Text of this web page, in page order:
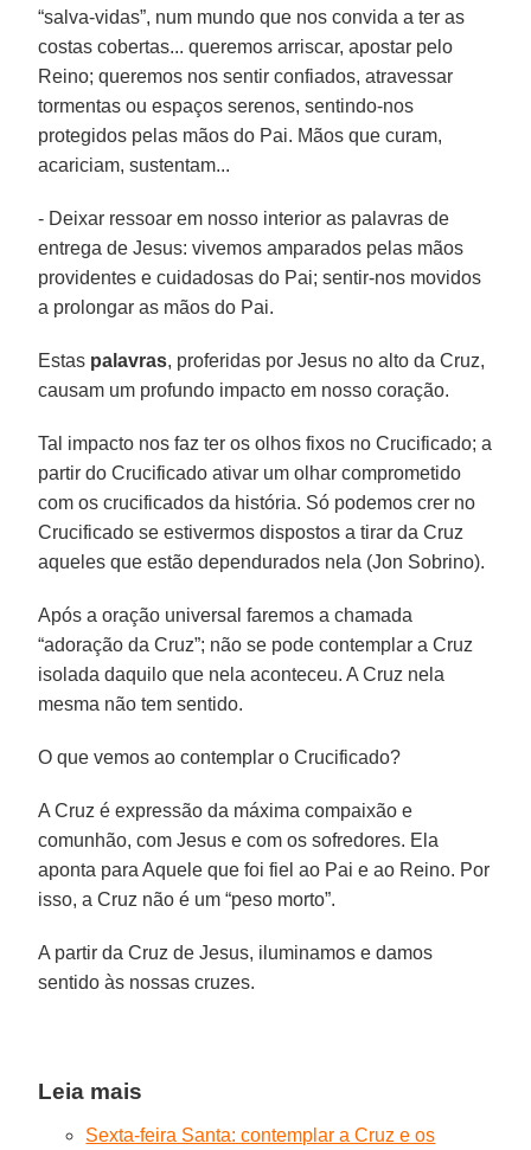
“salva-vidas”, num mundo que nos convida a ter as
costas cobertas... queremos arriscar, apostar pelo
Reino; queremos nos sentir confiados, atravessar
tormentas ou espaços serenos, sentindo-nos
protegidos pelas mãos do Pai. Mãos que curam,
acariciam, sustentam...
- Deixar ressoar em nosso interior as palavras de
entrega de Jesus: vivemos amparados pelas mãos
providentes e cuidadosas do Pai; sentir-nos movidos
a prolongar as mãos do Pai.
Estas palavras, proferidas por Jesus no alto da Cruz,
causam um profundo impacto em nosso coração.
Tal impacto nos faz ter os olhos fixos no Crucificado; a
partir do Crucificado ativar um olhar comprometido
com os crucificados da história. Só podemos crer no
Crucificado se estivermos dispostos a tirar da Cruz
aqueles que estão dependurados nela (Jon Sobrino).
Após a oração universal faremos a chamada
“adoração da Cruz”; não se pode contemplar a Cruz
isolada daquilo que nela aconteceu. A Cruz nela
mesma não tem sentido.
O que vemos ao contemplar o Crucificado?
A Cruz é expressão da máxima compaixão e
comunhão, com Jesus e com os sofredores. Ela
aponta para Aquele que foi fiel ao Pai e ao Reino. Por
isso, a Cruz não é um “peso morto”.
A partir da Cruz de Jesus, iluminamos e damos
sentido às nossas cruzes.
Leia mais
Sexta-feira Santa: contemplar a Cruz e os